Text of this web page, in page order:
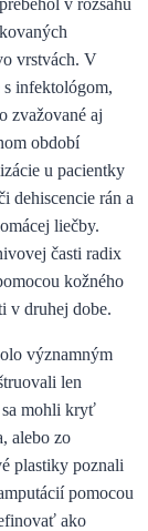
vrstvách. V
infektológom,
zvažované aj
období
u pacientky
dehiscencie rán a
liečby.
časti radix
kožného
v druhej dobe.
významným
len
sa mohli kryť
alebo zo
plastiky poznali
pomocou
ako